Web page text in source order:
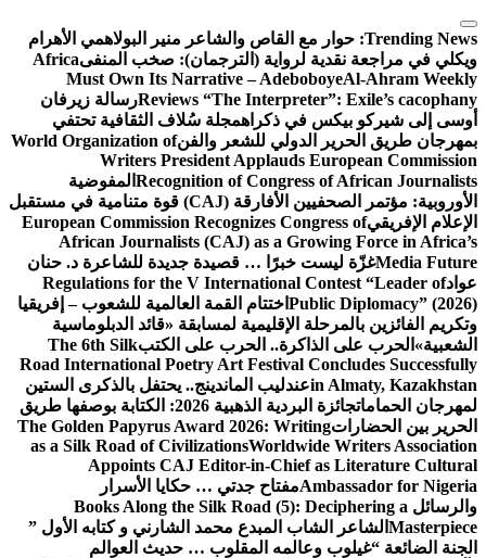
التجاوز
إلى
المحتوى
Trending News: حوار مع القاص والشاعر منير البولاهمي الأهرام
ويكلي في مراجعة نقدية لرواية (الترجمان): صخب المنفىAfrica
Must Own Its Narrative – AdeboboyeAl-Ahram Weekly
Reviews “The Interpreter”: Exile’s cacophanyرسالة زيرفان
أوسى إلى شيركو بيكس في ذكراهمجلة سُلاف الثقافية تحتفي
بمهرجان طريق الحرير الدولي للشعر والفنWorld Organization of
Writers President Applauds European Commission
Recognition of Congress of African Journalists المفوضية
الأوروبية: مؤتمر الصحفيين الأفارقة (CAJ) قوة متنامية في مستقبل
الإعلام الإفريقيEuropean Commission Recognizes Congress of
African Journalists (CAJ) as a Growing Force in Africa’s
Media Futureغزّة ليست خبرًا … قصيدة جديدة للشاعرة د. حنان
عوادRegulations for the V International Contest “Leader of
Public Diplomacy” (2026) اختتام القمة العالمية للشعوب – إفريقيا
وتكريم الفائزين بالمرحلة الإقليمية لمسابقة «قائد الدبلوماسية
الشعبية» الحرب على الذاكرة.. الحرب على الكتبThe 6th Silk
Road International Poetry Art Festival Concludes Successfully
in Almaty, Kazakhstanعندليب الماندينج.. يحتفل بالذكرى الستين
لمهرجان الحمامات
جائزة البردية الذهبية 2026: الكتابة بوصفها طريق
الحرير بين الحضاراتThe Golden Papyrus Award 2026: Writing
as a Silk Road of CivilizationsWorldwide Writers Association
Appoints CAJ Editor-in-Chief as Literature Cultural
Ambassador for Nigeriaمفتاح جدتي … حكايا الأسرار
والرسائل Books Along the Silk Road (5): Deciphering a
Masterpiece الشاعر الشاب المبدع محمد الشارني و كتابه الأول ”
الجنة الضائعة “غيلوب وعالمه المقلوب … حديث العوالم